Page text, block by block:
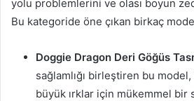
yolu problemlerini ve olası boyun
Bu kategoride öne çıkan birkaç
Doggie Dragon Deri Göğüs
sağlamlığı birleştiren bu
büyük ırklar için mükemmel bir